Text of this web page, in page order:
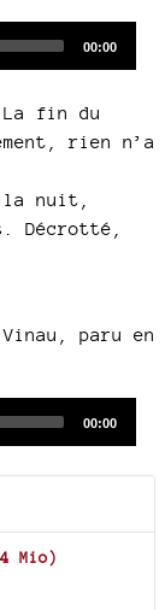
Total
00:00
fin du
rien n’a
la nuit,
Décrotté,
paru en
Total
00:00
Mio)